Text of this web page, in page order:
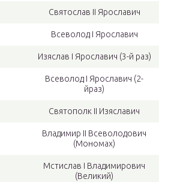
Святослав II Ярославич
Всеволод I Ярославич
Изяслав I Ярославич (3-й раз)
Всеволод I Ярославич (2-
йраз)
Святополк II Изяславич
Владимир II Всеволодович
(Мономах)
Мстислав I Владимирович
(Великий)